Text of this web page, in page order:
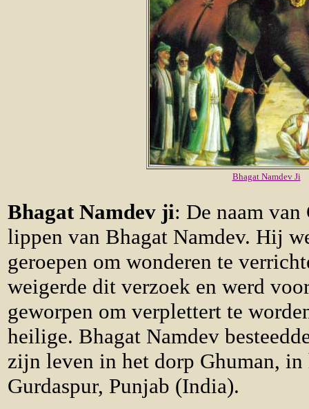
Bhagat Namdev Ji
Bhagat Namdev ji: De naam
lippen van Bhagat Namdev. Hij
geroepen om wonderen te
weigerde dit verzoek en werd
geworpen om verplettert te
heilige. Bhagat Namdev
zijn leven in het dorp Ghuman,
Gurdaspur, Punjab (India).